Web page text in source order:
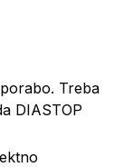
Treba
DIASTOP